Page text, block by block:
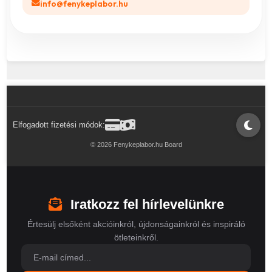
info@fenykeplabor.hu
Elfogadott fizetési módok:
© 2026 Fenykeplabor.hu Board
Iratkozz fel hírlevelünkre
Értesülj elsőként akcióinkról, újdonságainkról és inspiráló
ötleteinkről.